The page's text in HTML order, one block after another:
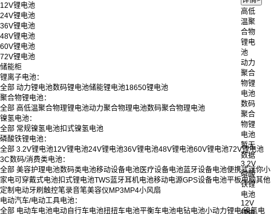
高低
温聚
合物
锂电
池
动力
聚合
物锂
电池
数码
聚合
物锂
电池
暂无
数据
3.2V
磷酸
铁锂
电池
12V
12V锂电池
24V锂电池
36V锂电池
48V锂电池
60V锂电池
72V锂电池
储能柜
锂离子电池：
全部 动力锂电池数码锂电池储能锂电池18650锂电池
聚合物锂电池：
全部 高低温聚合物理锂电池动力聚合物理电池数码聚合物理电池
镍氢电池：
全部 常规镍氢电池扣式镍氢电池
磷酸铁锂电池：
全部 3.2V锂电池12V锂电池24V锂电池36V锂电池48V锂电池60V锂电池72V锂电池
3C数码/消费类电池：
全部 美容护理电池数码类电池移动设备电池医疗设备电池蓝牙设备电池便携式迷你小
家电可穿戴式电池扣式锂电池TWS蓝牙耳机电池移动电源GPS设备电池平板电脑其他
定制 电动牙刷 触控笔录音笔美容仪 MP3MP4小风扇
电动汽车/电动工具电池：
全部 电动车电池电动自行车电池扭扭车电池平衡车电池电钻电池小动力锂电/镍氢电